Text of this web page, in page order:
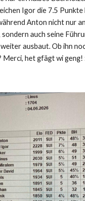
Igor die 7.5
Anton nicht nur
auch seine
ausbaut. Ob ihn
Merci, het gfägt wi geng!